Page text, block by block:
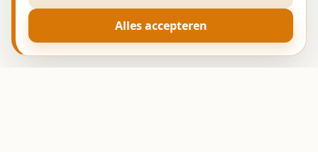
Alles accepteren